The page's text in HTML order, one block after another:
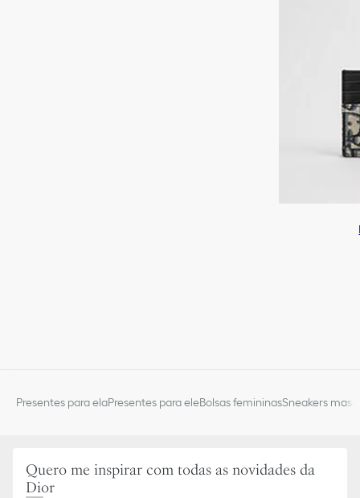
Presentes para elaPresentes para eleBolsas femininasSneakers
Quero me inspirar com todas as novidades da
Dior